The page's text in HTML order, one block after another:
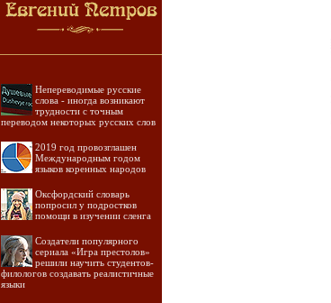
Непереводимые русские
слова - иногда возникают
трудности с точным
переводом некоторых русских слов
2019 год провозглашен
Международным годом
языков коренных народов
Оксфордский словарь
попросил у подростков
помощи в изучении сленга
Создатели популярного
сериала «Игра престолов»
решили научить студентов-
филологов создавать реалистичные
языки